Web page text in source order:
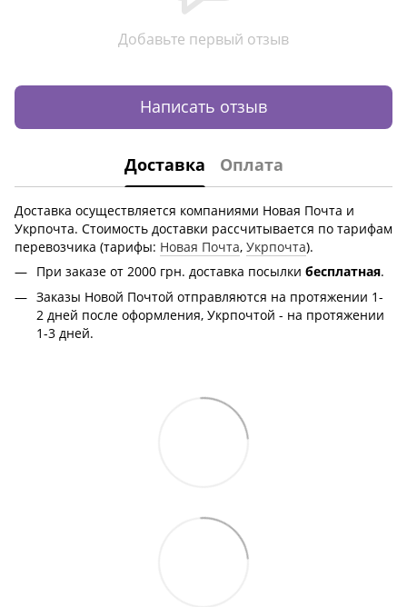
Добавьте первый отзыв
Написать отзыв
Доставка Оплата
Доставка осуществляется компаниями Новая Почта и
Укрпочта. Стоимость доставки рассчитывается по тарифам
перевозчика (тарифы: Новая Почта, Укрпочта).
При заказе от 2000 грн. доставка посылки бесплатная.
Заказы Новой Почтой отправляются на протяжении 1-
2 дней после оформления, Укрпочтой - на протяжении
1-3 дней.